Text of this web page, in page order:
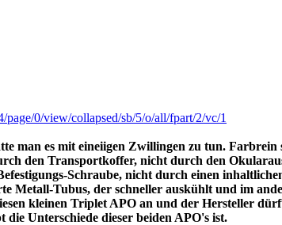
0/view/collapsed/sb/5/o/all/fpart/2/vc/1
man es mit eineiigen Zwillingen zu tun. Farbrein
den Transportkoffer, nicht durch den
Schraube, nicht durch einen
Metall-Tubus, der schneller auskühlt und im
kleinen Triplet APO an und der Hersteller
Unterschiede dieser beiden APO's ist.